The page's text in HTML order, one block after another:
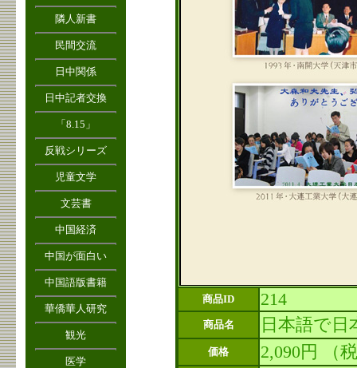
隣人新書
民間交流
日中関係
日中記者交換
「8.15」
反戦シリーズ
児童文学
文芸書
中国経済
中国が面白い
中国語版書籍
華僑華人研究
観光
医学
商品ID 214
商品名 日本語で日
価格 2,090円 （